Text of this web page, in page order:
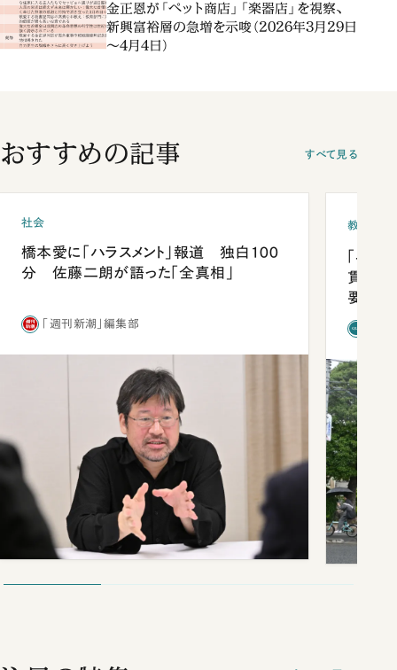
金正恩が「ペット商店」「楽器店」を視察、
新興富裕層の急増を示唆（2026年3月29日
～4月4日）
おすすめの記事 すべて見る
社会
橋本愛に「ハラスメント」報道 独白100
分 佐藤二朗が語った「全真相」
「週刊新潮」編集部
教育
「早
貫校へ
要だっ